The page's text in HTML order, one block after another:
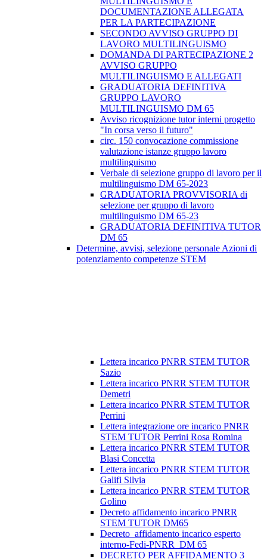
DOCUMENTAZIONE ALLEGATA
PER LA PARTECIPAZIONE
SECONDO AVVISO GRUPPO DI
LAVORO MULTILINGUISMO
DOMANDA DI PARTECIPAZIONE 2
AVVISO GRUPPO
MULTILINGUISMO E ALLEGATI
GRADUATORIA DEFINITIVA
GRUPPO LAVORO
MULTILINGUISMO DM 65
Avviso ricognizione tutor interni progetto
"In corsa verso il futuro"
circ. 150 convocazione commissione
valutazione istanze gruppo lavoro
multilinguismo
Verbale di selezione gruppo di lavoro per il
multilinguismo DM 65-2023
GRADUATORIA PROVVISORIA di
selezione per gruppo di lavoro
multilinguismo DM 65-23
GRADUATORIA DEFINITIVA TUTOR
DM 65
Determine, avvisi, selezione personale Azioni di
potenziamento competenze STEM
Lettera incarico PNRR STEM TUTOR
Sazio
Lettera incarico PNRR STEM TUTOR
Demetri
Lettera incarico PNRR STEM TUTOR
Perrini
Lettera integrazione ore incarico PNRR
STEM TUTOR Perrini Rosa Romina
Lettera incarico PNRR STEM TUTOR
Blasi Concetta
Lettera incarico PNRR STEM TUTOR
Galifi Silvia
Lettera incarico PNRR STEM TUTOR
Golino
Decreto affidamento incarico PNRR
STEM TUTOR DM65
Decreto_affidamento incarico esperto
interno-Fedi-PNRR_DM 65
DECRETO PER AFFIDAMENTO 3